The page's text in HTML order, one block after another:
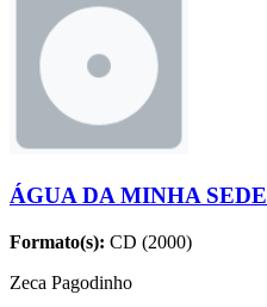
ÁGUA DA MINHA SEDE
Formato(s): CD (2000)
Zeca Pagodinho